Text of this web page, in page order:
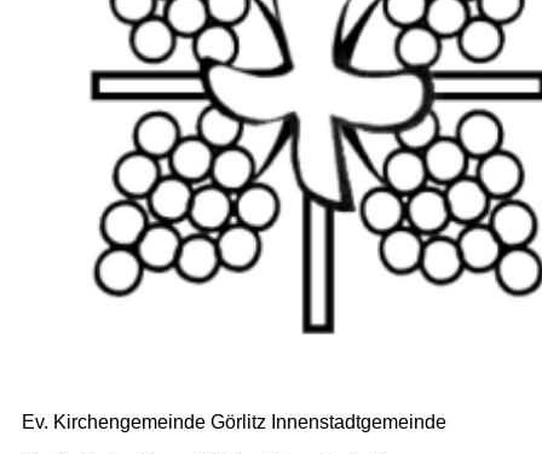
Ev. Kirchengemeinde Görlitz Innenstadtgemeinde